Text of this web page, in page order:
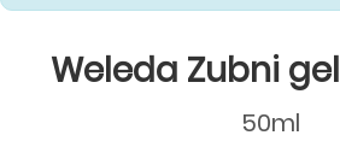
Weleda Zubni
50ml